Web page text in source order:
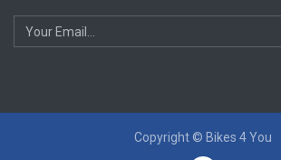
Copyright © Bikes 4 You